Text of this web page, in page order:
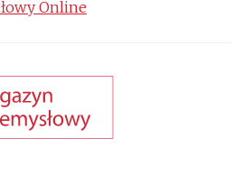
Online